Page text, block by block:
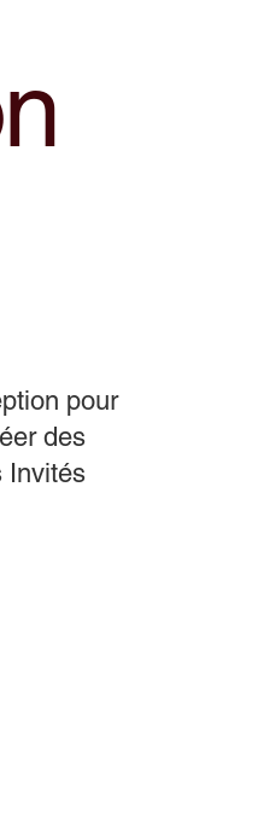
pour
des
Invités